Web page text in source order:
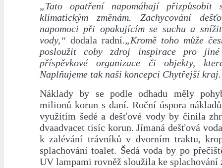
„Tato opatření napomáhají přizpůsobit
klimatickým změnám. Zachycování
napomoci při opakujícím se suchu a
vody,“ dodala radní.„Kromě toho může
posloužit coby zdroj inspirace pro
příspěvkové organizace či objekty,
Naplňujeme tak naši koncepci Chytřejší
Náklady by se podle odhadu měly
milionů korun s daní. Roční úspora
využitím šedé a dešťové vody by činila
dvaadvacet tisíc korun. Jímaná dešťová
k zalévání trávníků v dvorním traktu,
splachování toalet. Šedá voda by po
UV lampami rovněž sloužila ke splachování